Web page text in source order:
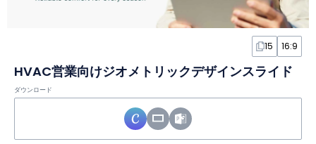
15 16:9
HVAC営業向けジオメトリックデザインスライド
ダウンロード